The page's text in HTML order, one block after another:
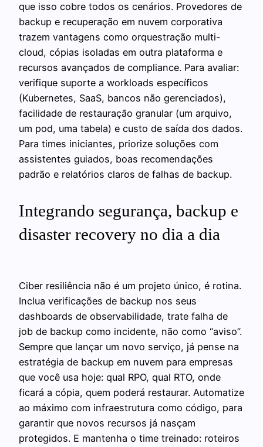
que isso cobre todos os cenários. Provedores de
backup e recuperação em nuvem corporativa
trazem vantagens como orquestração multi-
cloud, cópias isoladas em outra plataforma e
recursos avançados de compliance. Para avaliar:
verifique suporte a workloads específicos
(Kubernetes, SaaS, bancos não gerenciados),
facilidade de restauração granular (um arquivo,
um pod, uma tabela) e custo de saída dos dados.
Para times iniciantes, priorize soluções com
assistentes guiados, boas recomendações
padrão e relatórios claros de falhas de backup.
Integrando segurança, backup e
disaster recovery no dia a dia
Ciber resiliência não é um projeto único, é rotina.
Inclua verificações de backup nos seus
dashboards de observabilidade, trate falha de
job de backup como incidente, não como “aviso”.
Sempre que lançar um novo serviço, já pense na
estratégia de backup em nuvem para empresas
que você usa hoje: qual RPO, qual RTO, onde
ficará a cópia, quem poderá restaurar. Automatize
ao máximo com infraestrutura como código, para
garantir que novos recursos já nasçam
protegidos. E mantenha o time treinado: roteiros